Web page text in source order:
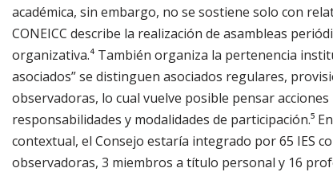
académica, sin embargo, no se sostiene solo con
CONEICC describe la realización de asambleas
organizativa.⁴ También organiza la pertenencia
asociados” se distinguen asociados regulares,
observadoras, lo cual vuelve posible pensar
responsabilidades y modalidades de participación.⁵
contextual, el Consejo estaría integrado por 65 IES
observadoras, 3 miembros a título personal y 16